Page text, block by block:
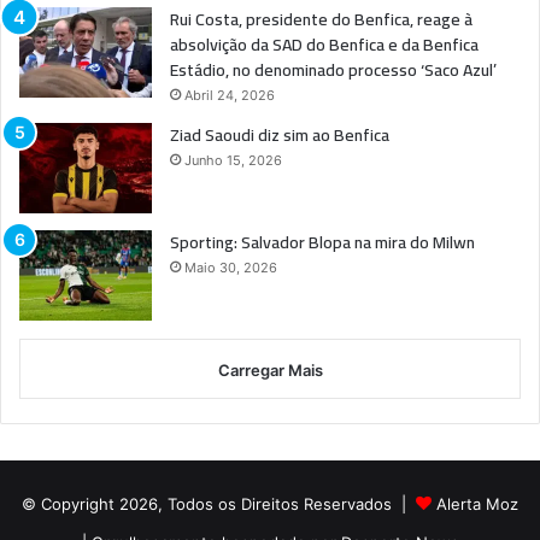
Rui Costa, presidente do Benfica, reage à
absolvição da SAD do Benfica e da Benfica
Estádio, no denominado processo ‘Saco Azul’
Abril 24, 2026
Ziad Saoudi diz sim ao Benfica
Junho 15, 2026
Sporting: Salvador Blopa na mira do Milwn
Maio 30, 2026
Carregar Mais
© Copyright 2026, Todos os Direitos Reservados |
Alerta Moz